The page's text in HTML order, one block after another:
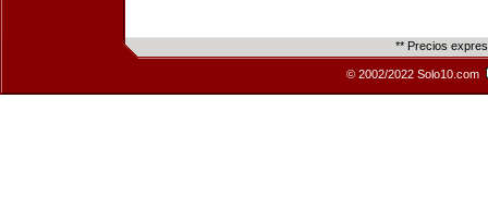
** Precios
© 2002/2022 Solo10.com